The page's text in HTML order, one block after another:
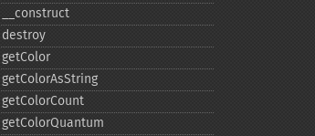
_​_​construct
destroy
getColor
getColorAsString
getColorCount
getColorQuantum